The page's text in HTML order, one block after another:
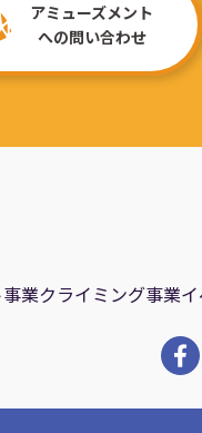
アミューズメント
への問い合わせ
業クライミング事業